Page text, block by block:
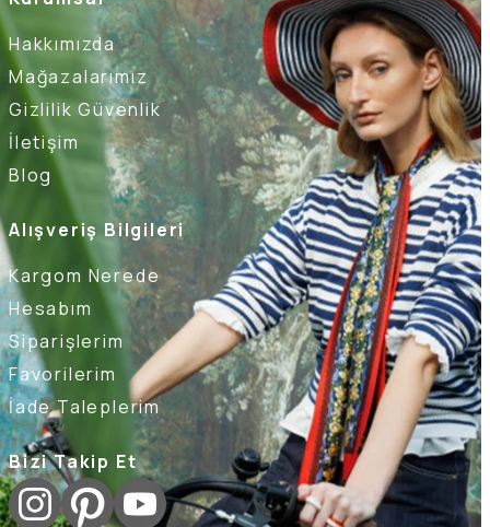
Hakkımızda
Mağazalarımız
Gizlilik Güvenlik
İletişim
Blog
Alışveriş Bilgileri
Kargom Nerede
Hesabım
Siparişlerim
Favorilerim
İade Taleplerim
Bizi Takip Et